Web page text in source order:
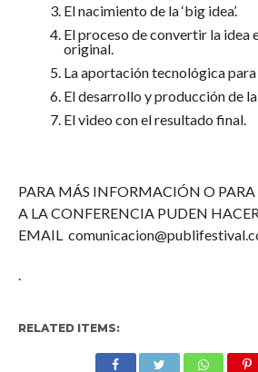
El nacimiento de la ‘big idea’.
El proceso de convertir la idea
original.
La aportación tecnológica
El desarrollo y producción de la
El video con el resultado final.
PARA MÁS INFORMACIÓN O PARA
A LA CONFERENCIA PUDEN
EMAIL
RELATED ITEMS: